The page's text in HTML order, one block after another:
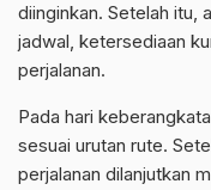
diinginkan. Setelah itu,
jadwal, ketersediaan
perjalanan.
Pada hari
sesuai urutan rute.
perjalanan dilanjutkan